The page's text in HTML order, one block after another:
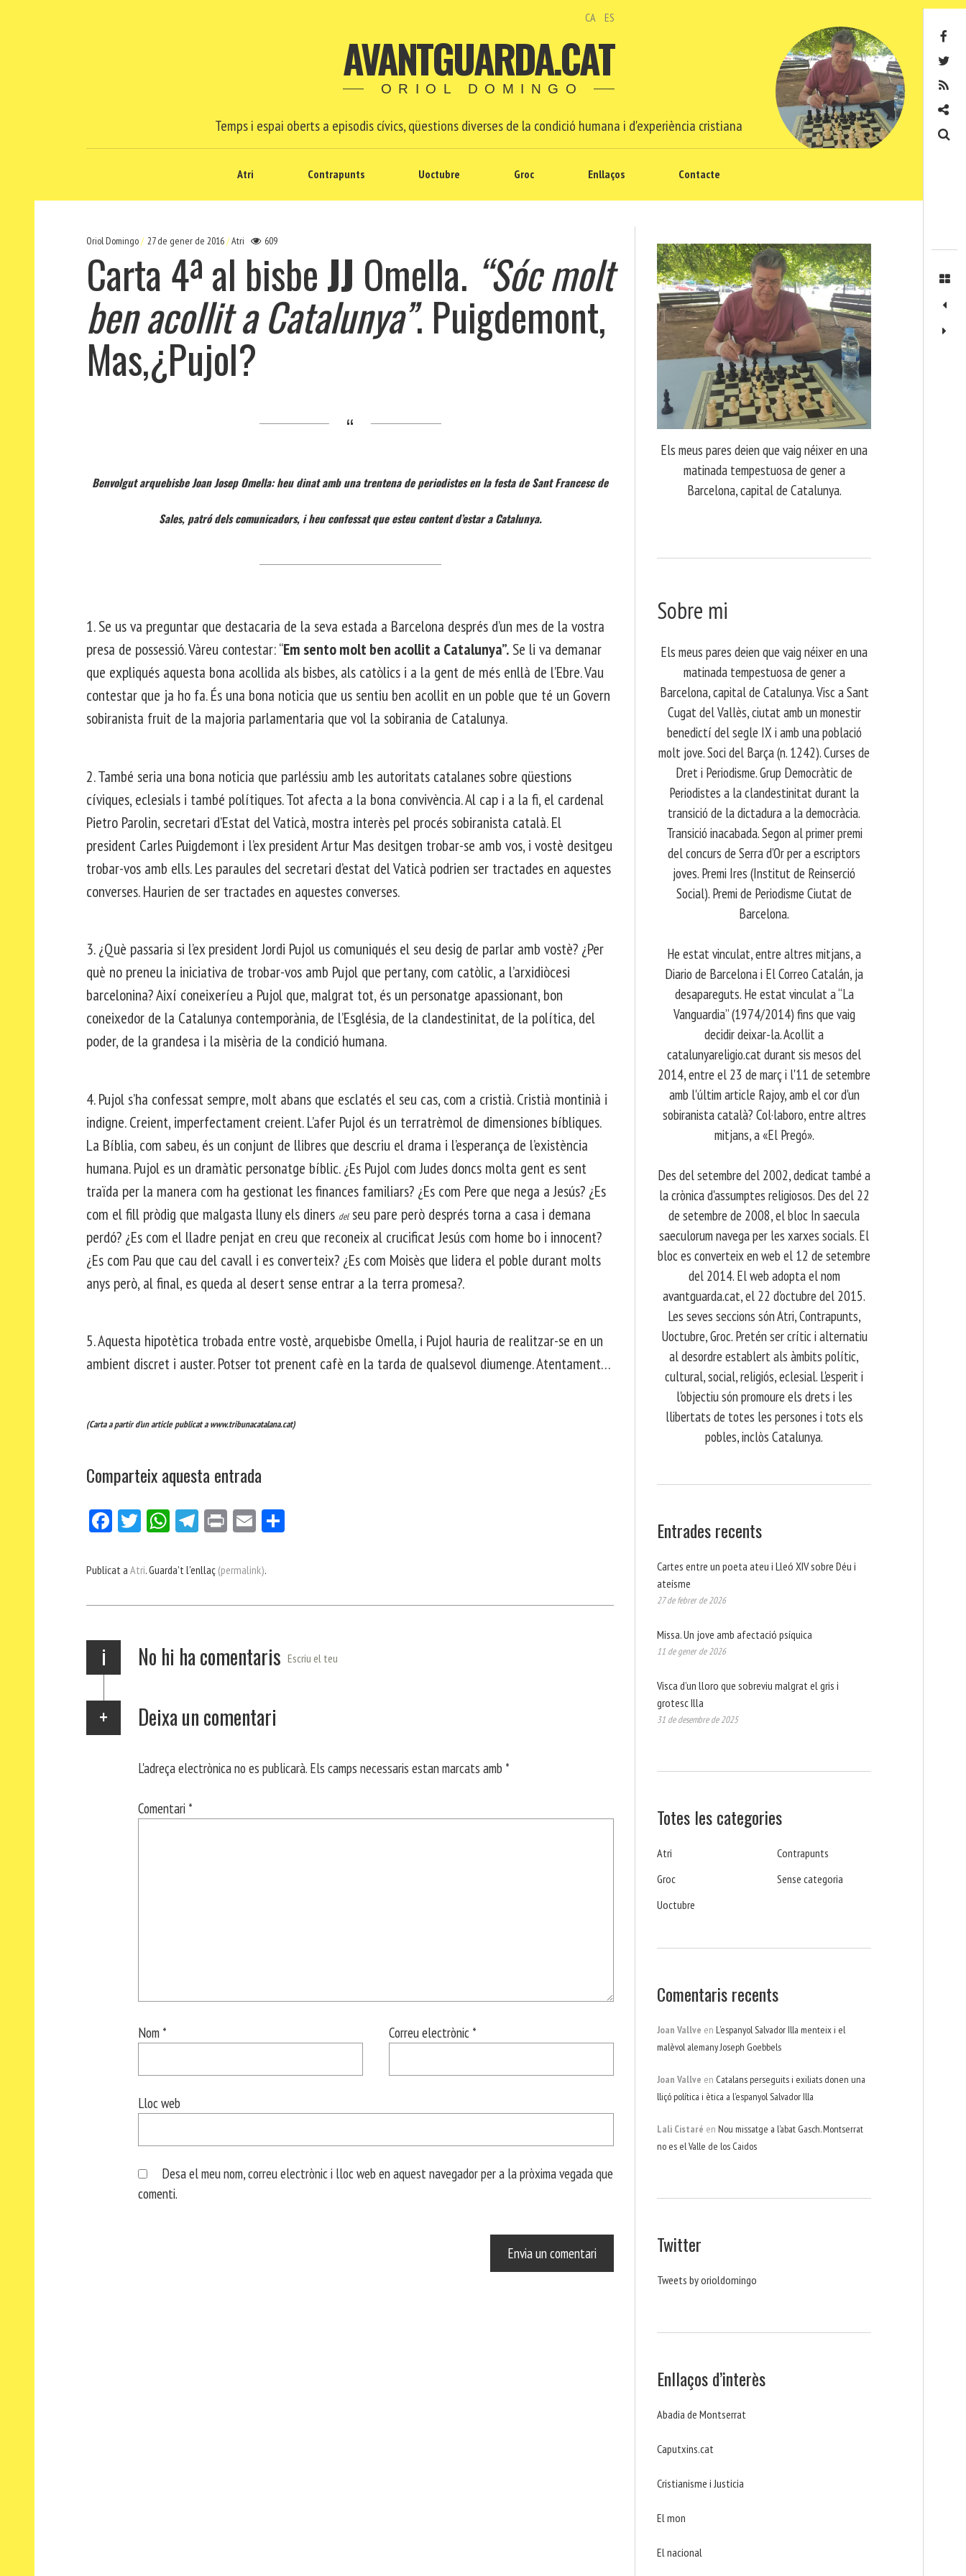
CA ES
AVANTGUARDA.CAT
ORIOL DOMINGO
Temps i espai oberts a episodis cívics, qüestions diverses de la condició humana i d'experiència cristiana
Atri Contrapunts Uoctubre Groc Enllaços Contacte
Oriol Domingo 27 de gener de 2016 Atri 609
Carta 4ª al bisbeJJ Omella. “Sóc molt
ben acollit a Catalunya”. Puigdemont,
Mas,¿Pujol?
Benvolgut arquebisbe Joan Josep Omella: heu dinat amb una trentena de periodistes en la festa de Sant Francesc de
Sales, patró dels comunicadors, i heu confessat que esteu content d’estar a Catalunya.
1. Se us va preguntar que destacaria de la seva estada a Barcelona després d’un mes de la vostra
presa de possessió. Vàreu contestar: “Em sento molt ben acollit a Catalunya”. Se li va demanar
que expliqués aquesta bona acollida als bisbes, als catòlics i a la gent de més enllà de l’Ebre. Vau
contestar que ja ho fa. És una bona noticia que us sentiu ben acollit en un poble que té un Govern
sobiranista fruit de la majoria parlamentaria que vol la sobirania de Catalunya.
2. També seria una bona noticia que parléssiu amb les autoritats catalanes sobre qüestions
cíviques, eclesials i també polítiques. Tot afecta a la bona convivència. Al cap i a la fi, el cardenal
Pietro Parolin, secretari d’Estat del Vaticà, mostra interès pel procés sobiranista català. El
president Carles Puigdemont i l’ex president Artur Mas desitgen trobar-se amb vos, i vostè desitgeu
trobar-vos amb ells. Les paraules del secretari d’estat del Vaticà podrien ser tractades en aquestes
converses. Haurien de ser tractades en aquestes converses.
3. ¿Què passaria si l’ex president Jordi Pujol us comuniqués el seu desig de parlar amb vostè? ¿Per
què no preneu la iniciativa de trobar-vos amb Pujol que pertany, com catòlic, a l’arxidiòcesi
barcelonina? Així coneixeríeu a Pujol que, malgrat tot, és un personatge apassionant, bon
coneixedor de la Catalunya contemporània, de l’Església, de la clandestinitat, de la política, del
poder, de la grandesa i la misèria de la condició humana.
4. Pujol s’ha confessat sempre, molt abans que esclatés el seu cas, com a cristià. Cristià montinià i
indigne. Creient, imperfectament creient. L’afer Pujol és un terratrèmol de dimensiones bíbliques.
La Bíblia, com sabeu, és un conjunt de llibres que descriu el drama i l’esperança de l’existència
humana. Pujol es un dramàtic personatge bíblic. ¿Es Pujol com Judes doncs molta gent es sent
traïda per la manera com ha gestionat les finances familiars? ¿Es com Pere que nega a Jesús? ¿Es
com el fill pròdig que malgasta lluny els diners delseu pare però després torna a casa i demana
perdó? ¿Es com el lladre penjat en creu que reconeix al crucificat Jesús com home bo i innocent?
¿Es com Pau que cau del cavall i es converteix? ¿Es com Moisès que lidera el poble durant molts
anys però, al final, es queda al desert sense entrar a la terra promesa?.
5. Aquesta hipotètica trobada entre vostè, arquebisbe Omella, i Pujol hauria de realitzar-se en un
ambient discret i auster. Potser tot prenent cafè en la tarda de qualsevol diumenge. Atentament…
(Carta a partir d’un article publicat a www.tribunacatalana.cat)
Comparteix aquesta entrada
Fa
bo
Tw
er
W
ts
p
Te
gr
m
Pri E
ail
ei
Publicat a Atri. Guarda't l'enllaç (permalink).
i No hi ha comentaris Escriu el teu
Deixa un comentari
L'adreça electrònica no es publicarà. Els camps necessaris estan marcats amb *
Comentari *
Nom * Correu electrònic *
Lloc web
Desa el meu nom, correu electrònic i lloc web en aquest navegador per a la pròxima vegada que
comenti.
Els meus pares deien que vaig néixer en una
matinada tempestuosa de gener a
Barcelona, capital de Catalunya.
Sobre mi
Els meus pares deien que vaig néixer en una
matinada tempestuosa de gener a
Barcelona, capital de Catalunya. Visc a Sant
Cugat del Vallès, ciutat amb un monestir
benedictí del segle IX i amb una població
molt jove. Soci del Barça (n. 1242). Curses de
Dret i Periodisme. Grup Democràtic de
Periodistes a la clandestinitat durant la
transició de la dictadura a la democràcia.
Transició inacabada. Segon al primer premi
del concurs de Serra d’Or per a escriptors
joves. Premi Ires (Institut de Reinserció
Social). Premi de Periodisme Ciutat de
Barcelona.
​ He estat vinculat, entre altres mitjans, a
Diario de Barcelona i El Correo Catalán, ja
desapareguts. He estat vinculat a “La
Vanguardia” (1974/2014) fins que vaig
decidir deixar-la. Acollit a
catalunyareligio.cat durant sis mesos del
2014, entre el 23 de març i l'11 de setembre
amb l'últim article Rajoy, amb el cor d'un
sobiranista català? Col·laboro, entre altres
mitjans, a «El Pregó».
​ Des del setembre del 2002, dedicat també a
la crònica d'assumptes religiosos. Des del 22
de setembre de 2008, el bloc In saecula
saeculorum navega per les xarxes socials. El
bloc es converteix en web el 12 de setembre
del 2014. El web adopta el nom
avantguarda.cat, el 22 d'octubre del 2015.
Les seves seccions són Atri, Contrapunts,
Uoctubre, Groc. Pretén ser crític i alternatiu
al desordre establert als àmbits polític,
cultural, social, religiós, eclesial. L'esperit i
l'objectiu són promoure els drets i les
llibertats de totes les persones i tots els
pobles, inclòs Catalunya.
Entrades recents
Cartes entre un poeta ateu i Lleó XIV sobre Déu i
ateísme
27 de febrer de 2026
Missa. Un jove amb afectació psíquica
11 de gener de 2026
Visca d’un lloro que sobreviu malgrat el gris i
grotesc Illa
31 de desembre de 2025
Totes les categories
Atri
Contrapunts
Groc
Sense categoria
Uoctubre
Comentaris recents
Joan Vallve en L’espanyol Salvador Illa menteix i el
malèvol alemany Joseph Goebbels
Joan Vallve en Catalans perseguits i exiliats donen una
lliçó política i ètica a l’espanyol Salvador Illa
Lali Cistaré en Nou missatge a l’abat Gasch. Montserrat
no es el Valle de los Caidos
Twitter
Tweets by orioldomingo
Enllaços d’interès
Abadia de Montserrat
Caputxins.cat
Cristianisme i Justicia
El mon
El nacional
Contacte